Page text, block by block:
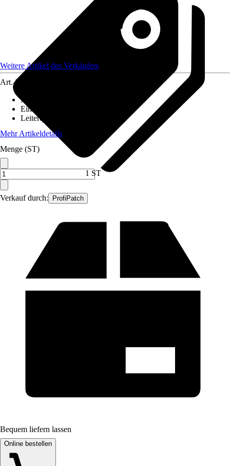
Verkauf durch: ProfiPatch
Weitere Artikel des Verkäufers
Art.-Nr.
Ausführung
Einheit
Leiterquerschnitt
Mehr Artikeldetails
Menge (ST)
1 ST
Bequem liefern lassen
Online bestellen